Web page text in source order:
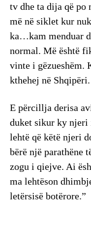
tv dhe ta dija që po
më në siklet kur
ka…kam menduar
normal. Më është
vinte i gëzueshëm.
kthehej në Shqipëri.
E përcillja derisa
duket sikur ky njeri
lehtë që këtë njeri
bërë një parathëne
zogu i qiejve. Ai
ma lehtëson
letërsisë botërore.”